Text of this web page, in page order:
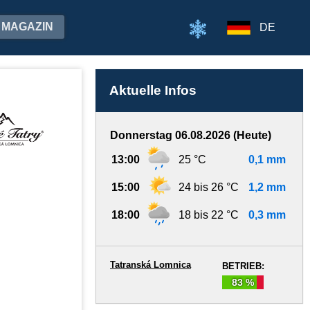
MAGAZIN DE
Aktuelle Infos
Donnerstag 06.08.2026 (Heute)
13:00 25 °C 0,1 mm
15:00 24 bis 26 °C 1,2 mm
18:00 18 bis 22 °C 0,3 mm
BETRIEB:
83 %
Tatranská Lomnica